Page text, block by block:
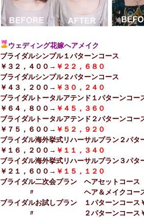
ウェディング花嫁へアメイク
ブライダルシンプル１パターンコー
￥３２，４００→ ￥２２，６８０
ブライダルシンプル２パターン
￥４３，２００→ ￥３０，２４０
ブライダルトータルアテンド１パター
￥６４，８００→ ￥４５，３６０
ブライダルトータルアテンド２パター
￥７５，６００→ ￥５２，９２０
ブライダル海外挙式リハーサルプラン２パタ
￥１６，２００→ ￥１１，３４０
ブライダル海外挙式リハーサルプラン３パタ
￥２１，６００→ ￥１５，１２０
ブライダル二次会プラン ヘアセットコー
〃 ヘア＆メイクコース￥１
ブライダルお試しプラン １パターンコー
〃 ２パターンコース￥１